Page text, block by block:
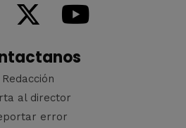
Redacción
al director
error